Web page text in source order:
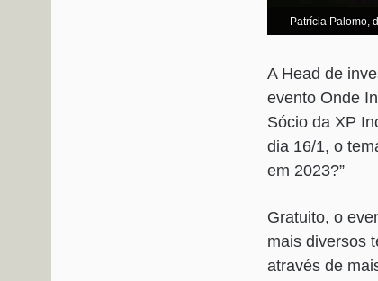
Patrícia Palomo,
A Head de
evento Onde
Sócio da XP
dia 16/1, o
em 2023?”
Gratuito, o
mais diversos
através de